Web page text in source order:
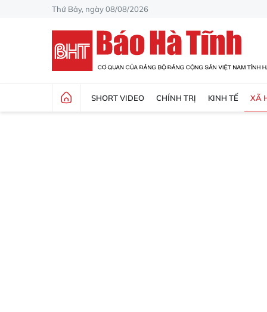
Thứ Bảy, ngày 08/08/2026
SHORT VIDEO CHÍNH TRỊ KINH TẾ XÃ